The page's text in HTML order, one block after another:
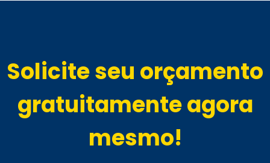
Solicite seu orçamento
gratuitamente agora
mesmo!